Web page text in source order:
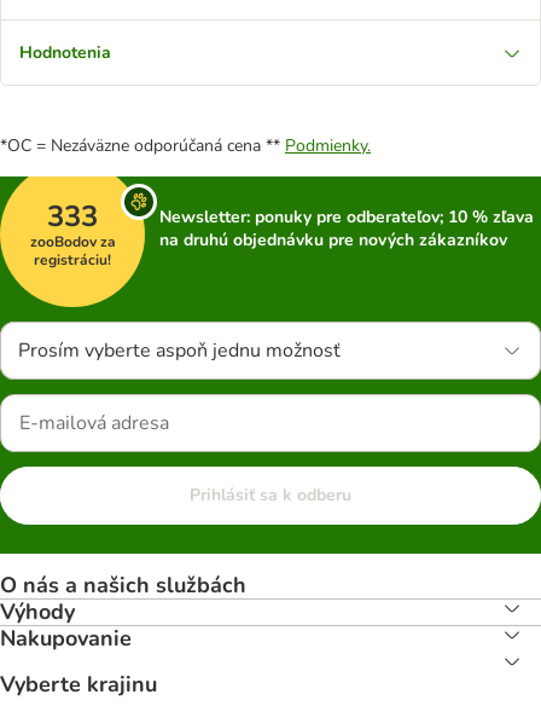
Hodnotenia
*OC = Nezáväzne odporúčaná cena ** Podmienky.
333
zooBodov za
registráciu!
Newsletter: ponuky pre odberateľov; 10 % zľava
na druhú objednávku pre nových zákazníkov
Prosím vyberte aspoň jednu možnosť
Prihlásiť sa k odberu
O nás a našich službách
Výhody
Nakupovanie
Vyberte krajinu